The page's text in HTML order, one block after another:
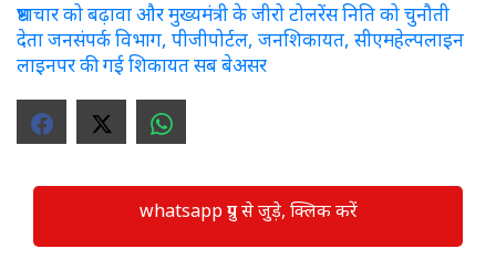
भ्रष्टाचार को बढ़ावा और मुख्यमंत्री के जीरो टोलरेंस निति को चुनौती
देता जनसंपर्क विभाग, पीजीपोर्टल, जनशिकायत, सीएमहेल्पलाइन
लाइनपर की गई शिकायत सब बेअसर
whatsapp ग्रुप से जुड़े, क्लिक करें